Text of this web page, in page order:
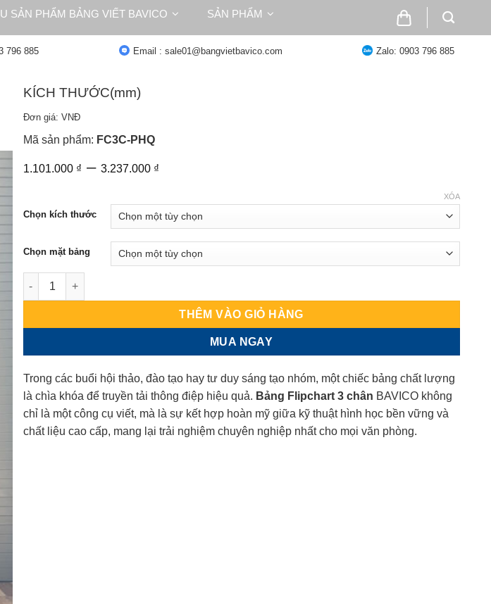
SẢN PHẨM BẢNG VIẾT BAVICO SẢN PHẨM
796 885 Email : sale01@bangvietbavico.com Zalo: 0903 796 885
KÍCH THƯỚC(mm)
Đơn giá: VNĐ
Mã sản phẩm: FC3C-PHQ
1.101.000 ₫ – 3.237.000 ₫Khoảng
từ
1.101.000 ₫
đến
3.237.000 ₫
Chọn kích thước
Chọn mặt bảng
XÓA
Bảng Flipchart 3 Chân BAVICO - Vững Vàng Với Đế Mặt Phẳng số lượng
THÊM VÀO GIỎ HÀNG
MUA NGAY
Trong các buổi hội thảo, đào tạo hay tư duy sáng tạo nhóm, một chiếc bảng chất lượng
là chìa khóa để truyền tải thông điệp hiệu quả. Bảng Flipchart 3 chân BAVICO không
chỉ là một công cụ viết, mà là sự kết hợp hoàn mỹ giữa kỹ thuật hình học bền vững và
chất liệu cao cấp, mang lại trải nghiệm chuyên nghiệp nhất cho mọi văn phòng.